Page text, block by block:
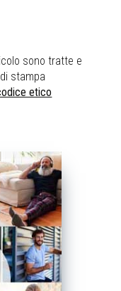
sono tratte e
stampa
etico